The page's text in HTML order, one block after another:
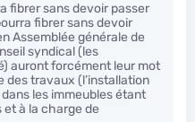
fibrer sans devoir passer
fibrer sans devoir
Assemblée générale de
syndical (les
auront forcément leur mot
des travaux (l’installation
les immeubles étant
et à la charge de